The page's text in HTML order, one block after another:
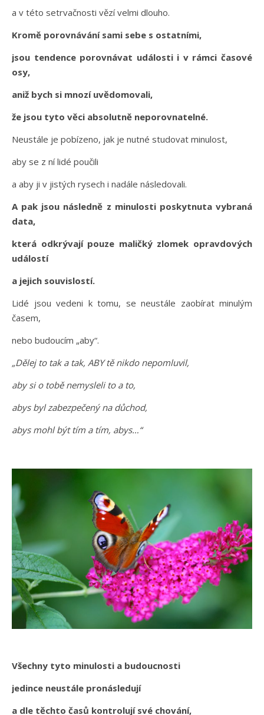
a v této setrvačnosti vězí velmi dlouho.
Kromě porovnávání sami sebe s ostatními,
jsou tendence porovnávat události i v rámci časové
osy,
aniž bych si mnozí uvědomovali,
že jsou tyto věci absolutně neporovnatelné.
Neustále je pobízeno, jak je nutné studovat minulost,
aby se z ní lidé poučili
a aby ji v jistých rysech i nadále následovali.
A pak jsou následně z minulosti poskytnuta vybraná
data,
která odkrývají pouze maličký zlomek opravdových
událostí
a jejich souvislostí.
Lidé jsou vedeni k tomu, se neustále zaobírat minulým
časem,
nebo budoucím „aby“.
„Dělej to tak a tak, ABY tě nikdo nepomluvil,
aby si o tobě nemysleli to a to,
abys byl zabezpečený na důchod,
abys mohl být tím a tím, abys…“
Všechny tyto minulosti a budoucnosti
jedince neustále pronásledují
a dle těchto časů kontrolují své chování,